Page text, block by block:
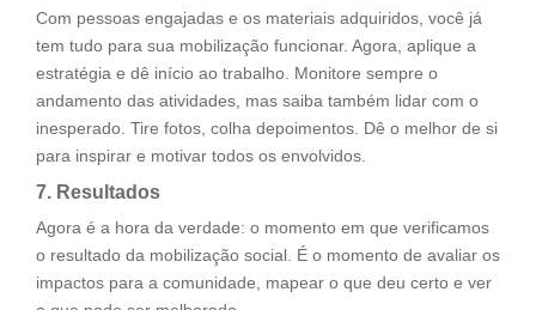
Com pessoas engajadas e os materiais adquiridos, você já
tem tudo para sua mobilização funcionar. Agora, aplique a
estratégia e dê início ao trabalho. Monitore sempre o
andamento das atividades, mas saiba também lidar com o
inesperado. Tire fotos, colha depoimentos. Dê o melhor de si
para inspirar e motivar todos os envolvidos.
7. Resultados
Agora é a hora da verdade: o momento em que verificamos
o resultado da mobilização social. É o momento de avaliar os
impactos para a comunidade, mapear o que deu certo e ver